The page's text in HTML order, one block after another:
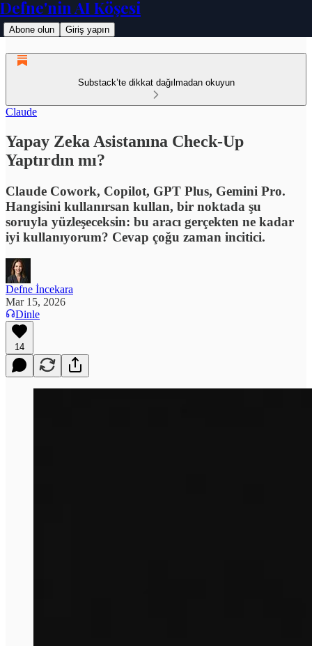
Defne'nin AI Köşesi
Abone olun Giriş yapın
Substack’te dikkat dağılmadan okuyun
Claude
Yapay Zeka Asistanına Check-Up
Yaptırdın mı?
Claude Cowork, Copilot, GPT Plus, Gemini Pro.
Hangisini kullanırsan kullan, bir noktada şu
soruyla yüzleşeceksin: bu aracı gerçekten ne kadar
iyi kullanıyorum? Cevap çoğu zaman incitici.
Defne İncekara
Mar 15, 2026
Dinle
14